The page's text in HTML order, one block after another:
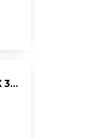
VERSHOUDFOLIE 30CM X 300M RL TRANSP/DS3